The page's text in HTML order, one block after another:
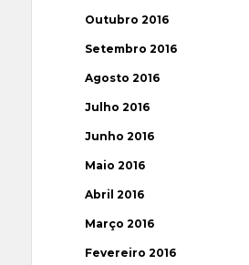
Outubro 2016
Setembro 2016
Agosto 2016
Julho 2016
Junho 2016
Maio 2016
Abril 2016
Março 2016
Fevereiro 2016